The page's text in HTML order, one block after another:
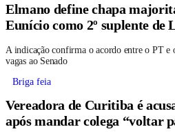
Elmano define chapa
Eunício como 2º suplente de
A indicação confirma o acordo entre o PT e
vagas ao Senado
Briga feia
Vereadora de Curitiba é
após mandar colega “voltar